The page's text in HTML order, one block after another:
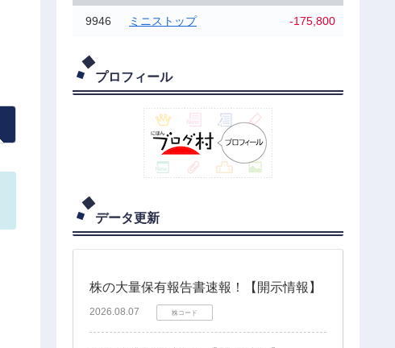
9946 ミニストップ -175,800
プロフィール
データ更新
株の大量保有報告書速報！【開示情報】
2026.08.07 株コード